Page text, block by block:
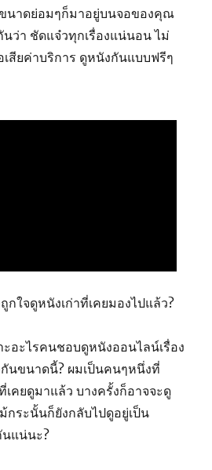
ขนาดย่อมๆก็มาอยู่บนจอของคุณ
ว่า ชัดแจ๋วทุกเรื่องแน่นอน ไม่
สียค่าบริการ ดูหนังกันแบบฟรีๆ
กใจดูหนังเก่าที่เคยมองไปแล้ว?
ะอะไรคนชอบดูหนังออนไลน์เรื่อง
กันขนาดนี้? ผมเป็นคนๆหนึ่งที่
เคยดูมาแล้ว บางครั้งก็อาจจะดู
กระนั้นก็ยังกลับไปดูอยู่เป็น
นแน่นะ?